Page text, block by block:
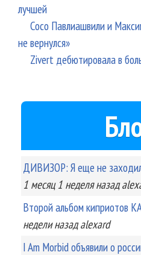
лучшей
Сосо Павлиашвили и
не вернулся»
Zivert дебютировала в
ДИВИЗОР: Я еще не заходил
1 месяц 1 неделяназад
Второй альбом киприотов
неделиназад alexard
I Am Morbid объявили о